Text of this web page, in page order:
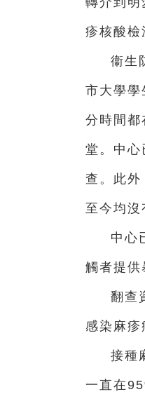
疹核酸檢
衞生
市大學學
分時間都
堂。中心
查。此外
至今均沒
中心
觸者提供
翻查
感染麻疹
接種
一直在